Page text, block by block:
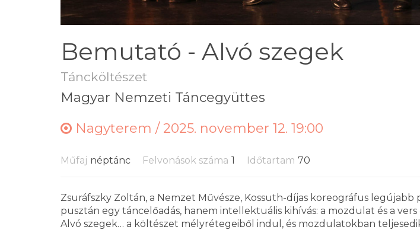
Bemutató - Alvó szegek
Táncköltészet
Magyar Nemzeti Táncegyüttes
Nagyterem / 2025. november 12. 19:00
Műfaj néptánc Felvonások száma 1 Időtartam 70
Zsuráfszky Zoltán, a Nemzet Művésze, Kossuth-díjas koreográfus legújabb
pusztán egy táncelőadás, hanem intellektuális kihívás: a mozdulat és a vers
Alvó szegek… a költészet mélyrétegeiből indul, és mozdulatokban